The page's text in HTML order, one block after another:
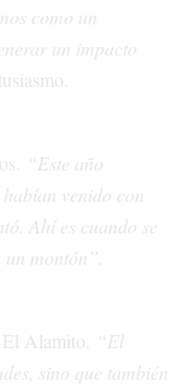
como un
un impacto
“Este año
venido con
Ahí es cuando se
montón”.
Alamito.
“El
sino que también